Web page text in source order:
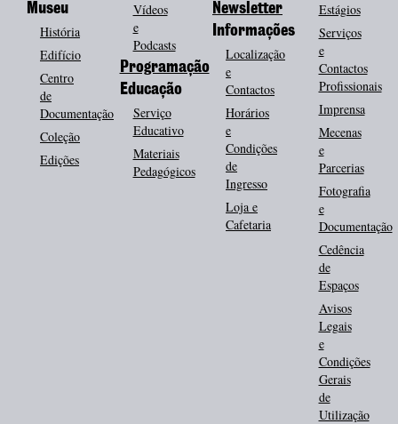
Museu
História
Edifício
Centro
de
Documentação
Coleção
Edições
Vídeos
e
Podcasts
Programação
Educação
Serviço
Educativo
Materiais
Pedagógicos
Newsletter
Informações
Localização
e
Contactos
Horários
e
Condições
de
Ingresso
Loja e
Cafetaria
Estágios
Serviços
e
Contactos
Profissionais
Imprensa
Mecenas
e
Parcerias
Fotografia
e
Documentação
Cedência
de
Espaços
Avisos
Legais
e
Condições
Gerais
de
Utilização